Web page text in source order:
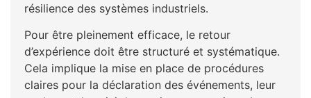
résilience des systèmes industriels.
Pour être pleinement efficace, le retour
d’expérience doit être structuré et systématique.
Cela implique la mise en place de procédures
claires pour la déclaration des événements, leur